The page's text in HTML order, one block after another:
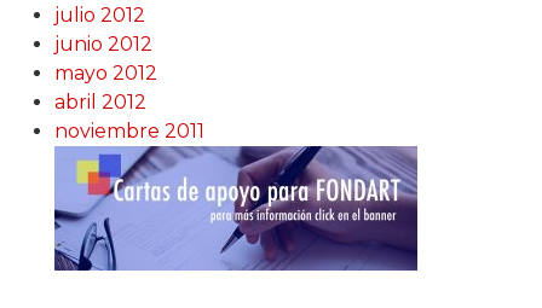
julio 2012
junio 2012
mayo 2012
abril 2012
noviembre 2011